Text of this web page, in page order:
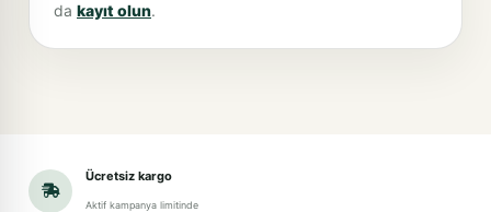
da kayıt olun.
Ücretsiz kargo
Aktif kampanya limitinde